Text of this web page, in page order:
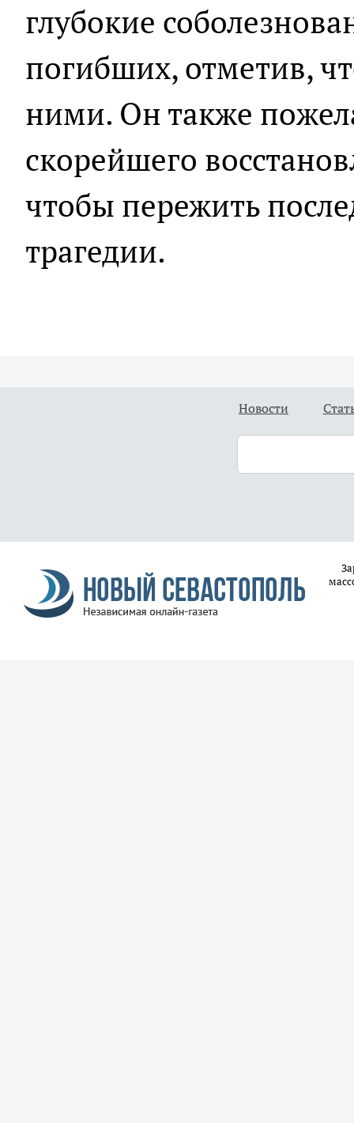
глубокие
погибших, отметив,
ними. Он также
скорейшего
чтобы пережить
трагедии.
Новости